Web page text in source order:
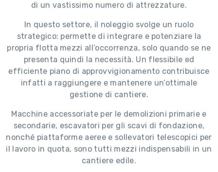
di un vastissimo numero di attrezzature.
In questo settore, il noleggio svolge un ruolo
strategico: permette di integrare e potenziare la
propria flotta mezzi all’occorrenza, solo quando se ne
presenta quindi la necessità. Un flessibile ed
efficiente piano di approvvigionamento contribuisce
infatti a raggiungere e mantenere un’ottimale
gestione di cantiere.
Macchine accessoriate per le demolizioni primarie e
secondarie, escavatori per gli scavi di fondazione,
nonché piattaforme aeree e sollevatori telescopici per
il lavoro in quota, sono tutti mezzi indispensabili in un
cantiere edile.